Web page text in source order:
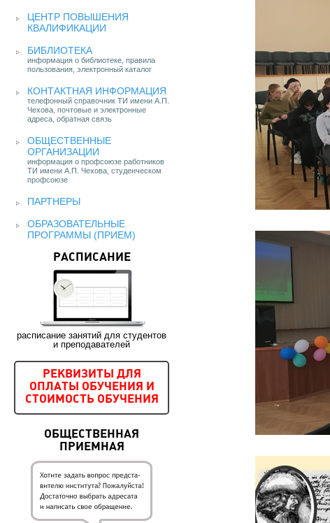
ЦЕНТР ПОВЫШЕНИЯ
КВАЛИФИКАЦИИ
БИБЛИОТЕКА
информация о библиотеке, правила
пользования, электронный каталог
КОНТАКТНАЯ ИНФОРМАЦИЯ
телефонный справочник ТИ имени А.П.
Чехова, почтовые и электронные
адреса, обратная связь
ОБЩЕСТВЕННЫЕ
ОРГАНИЗАЦИИ
информация о профсоюзе работников
ТИ имени А.П. Чехова, студенческом
профсоюзе
ПАРТНЕРЫ
ОБРАЗОВАТЕЛЬНЫЕ
ПРОГРАММЫ (ПРИЕМ)
РАСПИСАНИЕ
расписание занятий для студентов
и преподавателей
РЕКВИЗИТЫ ДЛЯ
ОПЛАТЫ ОБУЧЕНИЯ И
СТОИМОСТЬ ОБУЧЕНИЯ
ОБЩЕСТВЕННАЯ
ПРИЕМНАЯ